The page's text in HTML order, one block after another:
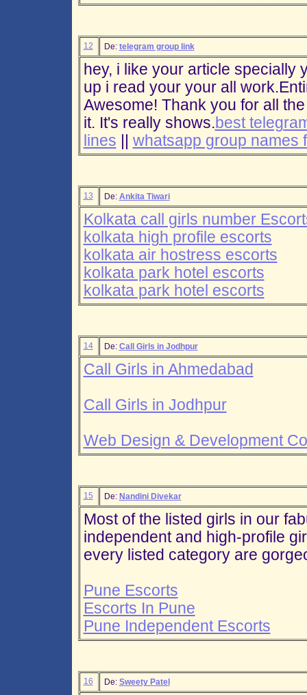
12 De: telegram group link
hey, i like your article specially
up i read your your all
Awesome! Thank you for all
it. It's really shows.best
lines
whatsapp group names
13 De: Ankita Tiwari
Kolkata call girls number
kolkata high profile escorts
kolkata air hostress escorts
kolkata park hotel escorts
kolkata park hotel escorts
14 De: Call Girls in Jodhpur
Call Girls in Ahmedabad
Call Girls in Jodhpur
Web Design & Development
15 De: Nandini Divekar
Most of the listed girls in our
independent and high-profile
every listed category are
Pune Escorts
Escorts In Pune
Pune Independent Escorts
16 De: Sweety Patel